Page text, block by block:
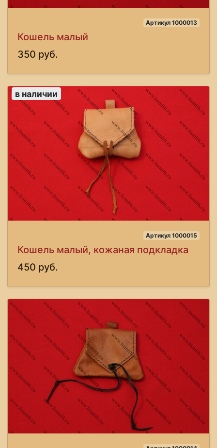
Артикул 1000013
Кошель малый
350 руб.
в наличии
Артикул 1000015
Кошель малый, кожаная подкладка
450 руб.